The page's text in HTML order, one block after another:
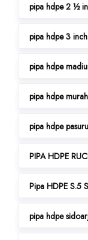
pipa hdpe 2 ½
pipa hdpe 3
pipa hdpe
pipa hdpe murah
pipa hdpe
PIPA HDPE
Pipa HDPE S.5
pipa hdpe